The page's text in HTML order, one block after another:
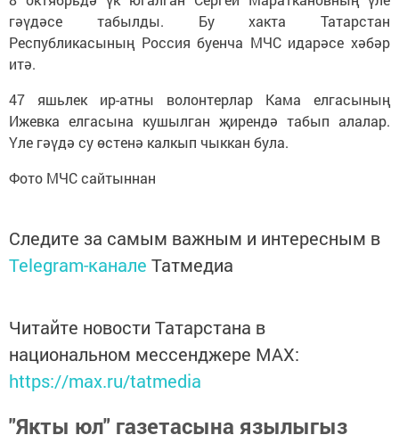
гәүдәсе табылды. Бу хакта Татарстан
Республикасының Россия буенча МЧС идарәсе хәбәр
итә.
47 яшьлек ир-атны волонтерлар Кама елгасының
Ижевка елгасына кушылган җирендә табып алалар.
Үле гәүдә су өстенә калкып чыккан була.
Фото МЧС сайтыннан
Следите за самым важным и интересным в
Telegram-канале Татмедиа
Читайте новости Татарстана в
национальном мессенджере MАХ:
https://max.ru/tatmedia
"Якты юл" газетасына язылыгыз